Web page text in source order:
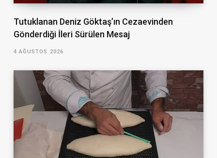
Tutuklanan Deniz Göktaş’ın Cezaevinden
Gönderdiği İleri Sürülen Mesaj
4 AĞUSTOS 2026